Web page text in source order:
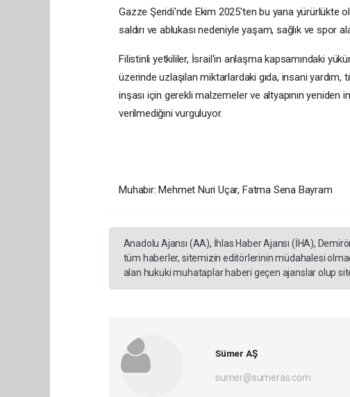
Gazze Şeridi'nde Ekim 2025'ten bu yana yürürlükte
saldırı ve ablukası nedeniyle yaşam, sağlık ve spor
Filistinli yetkililer, İsrail'in anlaşma kapsamındaki
üzerinde uzlaşılan miktarlardaki gıda, insani
inşası için gerekli malzemeler ve altyapının
verilmediğini vurguluyor.
Muhabir: Mehmet Nuri Uçar, Fatma Sena Bayram
Anadolu Ajansı (AA), İhlas Haber Ajansı (İHA),
tüm haberler, sitemizin editörlerinin müdahalesi
alan hukuki muhataplar haberi geçen ajanslar olup
Sümer AŞ
sumer@sumeras.com